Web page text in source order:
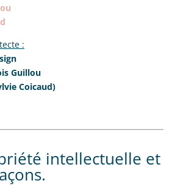
:
Guillou
Coicaud)
intellectuelle et